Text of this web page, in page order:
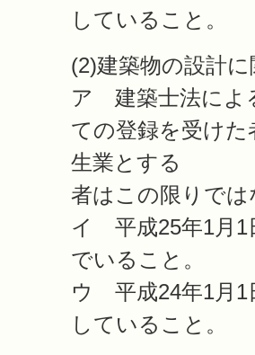
していること。
(2)建築物の設計
ア 建築士法によ
ての登録を受け
生業とする
者はこの限りでは
イ 平成25年1月1
でいること。
ウ 平成24年1月1
していること。